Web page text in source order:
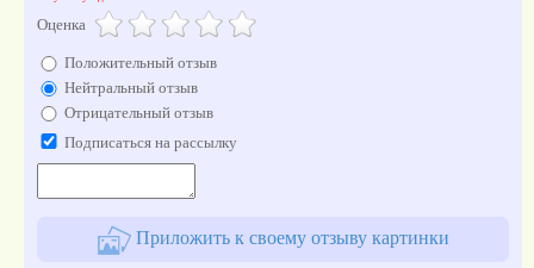
Оценка
Положительный отзыв
Нейтральный отзыв
Отрицательный отзыв
Подписаться на рассылку
Приложить к своему отзыву картинки